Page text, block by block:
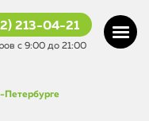
213-04-21
с 9:00 до 21:00
Петербурге